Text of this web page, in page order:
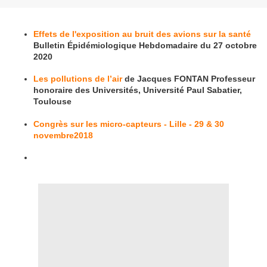
Effets de l'exposition au bruit des avions sur la santé
Bulletin Épidémiologique Hebdomadaire du 27 octobre
2020
Les pollutions de l’airde Jacques FONTAN Professeur
honoraire des Universités, Université Paul Sabatier,
Toulouse
Congrès sur les micro-capteurs - Lille - 29 & 30
novembre2018